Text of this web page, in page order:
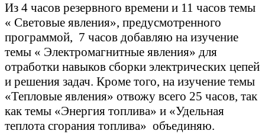
Из 4 часов резервного времени и 11 часов темы
« Световые явления», предусмотренного
программой, 7 часов добавляю на изучение
темы « Электромагнитные явления» для
отработки навыков сборки электрических цепей
и решения задач. Кроме того, на изучение темы
«Тепловые явления» отвожу всего 25 часов, так
как темы «Энергия топлива» и «Удельная
теплота сгорания топлива» объединяю.